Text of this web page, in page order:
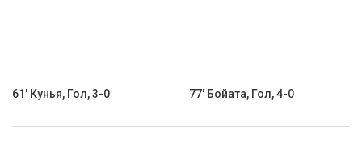
61' Кунья, Гол, 3-0 77' Бойата, Гол, 4-0